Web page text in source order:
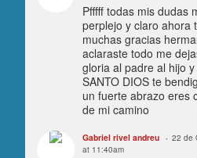
Pfffff todas mis dudas
perplejo y claro ahora
muchas gracias
aclaraste todo me
gloria al padre al hijo
SANTO DIOS te
un fuerte abrazo eres
de mi camino
Gabriel rivel andreu
22 de
at 11:40am